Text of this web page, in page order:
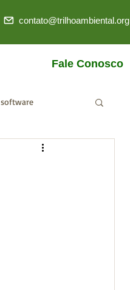
contato@trilhoambiental.org
Fale Conosco
software